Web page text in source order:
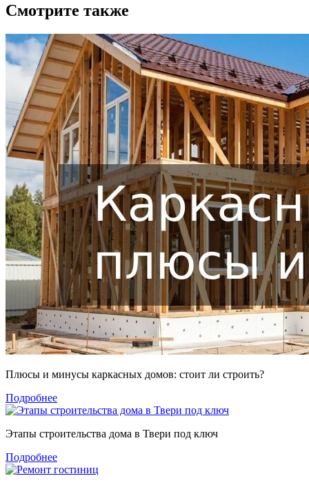
Смотрите также
Плюсы и минусы каркасных домов: стоит ли строить?
Подробнее
Этапы строительства дома в Твери под ключ
Подробнее